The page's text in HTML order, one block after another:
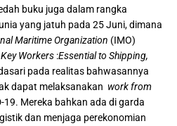
buku juga dalam rangka
yang jatuh pada 25 Juni, dimana
Maritime Organization (IMO)
Workers :Essential to Shipping,
pada realitas bahwasannya
dapat melaksanakan work from
Mereka bahkan ada di garda
dan menjaga perekonomian